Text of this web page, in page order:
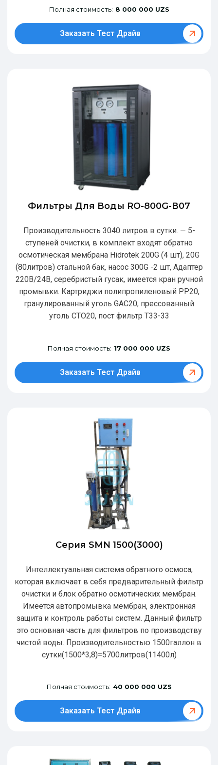
Полная стоимость: 8 000 000 UZS
Заказать Тест Драйв
Фильтры Для Воды RO-800G-В07
Производительность 3040 литров в сутки. — 5-
ступеней очистки, в комплект входят обратно
осмотическая мембрана Hidrotek 200G (4 шт), 20G
(80литров) стальной бак, насос 300G -2 шт, Адаптер
220В/24В, серебристый гусак, имеется кран ручной
промывки. Картриджи полипропиленовый РР20,
гранулированный уголь GAC20, прессованный
уголь CTO20, пост фильтр T33-33
Полная стоимость: 17 000 000 UZS
Заказать Тест Драйв
Серия SMN 1500(3000)
Интеллектуальная система обратного осмоса,
которая включает в себя предварительный фильтр
очистки и блок обратно осмотических мембран.
Имеется автопромывка мембран, электронная
защита и контроль работы систем. Данный фильтр
это основная часть для фильтров по производству
чистой воды. Производительностью 1500галлон в
сутки(1500*3,8)=5700литров(11400л)
Полная стоимость: 40 000 000 UZS
Заказать Тест Драйв